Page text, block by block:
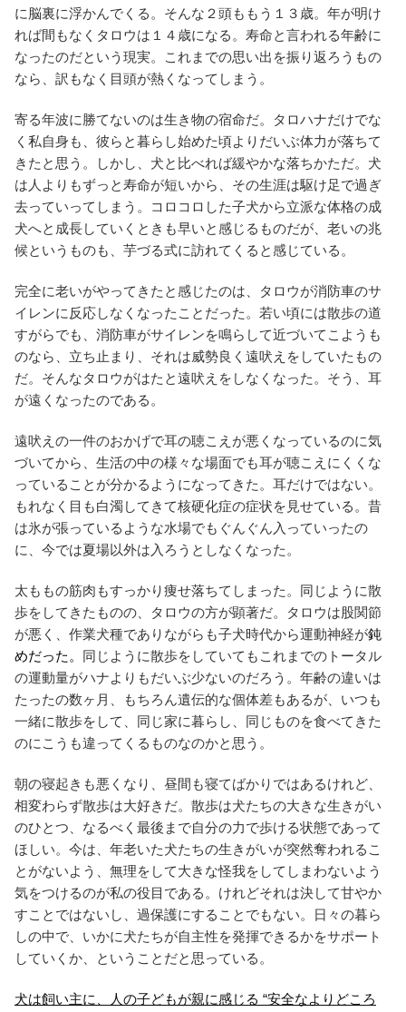
に脳裏に浮かんでくる。そんな２頭ももう１３歳。年が明け
れば間もなくタロウは１４歳になる。寿命と言われる年齢に
なったのだという現実。これまでの思い出を振り返ろうもの
なら、訳もなく目頭が熱くなってしまう。
寄る年波に勝てないのは生き物の宿命だ。タロハナだけでな
く私自身も、彼らと暮らし始めた頃よりだいぶ体力が落ちて
きたと思う。しかし、犬と比べれば緩やかな落ちかただ。犬
は人よりもずっと寿命が短いから、その生涯は駆け足で過ぎ
去っていってしまう。コロコロした子犬から立派な体格の成
犬へと成長していくときも早いと感じるものだが、老いの兆
候というものも、芋づる式に訪れてくると感じている。
完全に老いがやってきたと感じたのは、タロウが消防車のサ
イレンに反応しなくなったことだった。若い頃には散歩の道
すがらでも、消防車がサイレンを鳴らして近づいてこようも
のなら、立ち止まり、それは威勢良く遠吠えをしていたもの
だ。そんなタロウがはたと遠吠えをしなくなった。そう、耳
が遠くなったのである。
遠吠えの一件のおかげで耳の聴こえが悪くなっているのに気
づいてから、生活の中の様々な場面でも耳が聴こえにくくな
っていることが分かるようになってきた。耳だけではない。
もれなく目も白濁してきて核硬化症の症状を見せている。昔
は氷が張っているような水場でもぐんぐん入っていったの
に、今では夏場以外は入ろうとしなくなった。
太ももの筋肉もすっかり痩せ落ちてしまった。同じように散
歩をしてきたものの、タロウの方が顕著だ。タロウは股関節
が悪く、作業犬種でありながらも子犬時代から運動神経が鈍
めだった。 同じように散歩をしていてもこれまでのトータル
の運動量がハナよりもだいぶ少ないのだろう。年齢の違いは
たったの数ヶ月、もちろん遺伝的な個体差もあるが、いつも
一緒に散歩をして、同じ家に暮らし、同じものを食べてきた
のにこうも違ってくるものなのかと思う。
朝の寝起きも悪くなり、昼間も寝てばかりではあるけれど、
相変わらず散歩は大好きだ。散歩は犬たちの大きな生きがい
のひとつ、なるべく最後まで自分の力で歩ける状態であって
ほしい。今は、年老いた犬たちの生きがいが突然奪われるこ
とがないよう、無理をして大きな怪我をしてしまわないよう
気をつけるのが私の役目である。けれどそれは決して甘やか
すことではないし、過保護にすることでもない。日々の暮ら
しの中で、いかに犬たちが自主性を発揮できるかをサポート
していくか、ということだと思っている。
犬は飼い主に、人の子どもが親に感じる “安全なよりどころ